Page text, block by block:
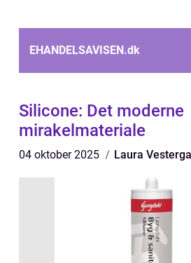
EHANDELSAVISEN.dk
Silicone: Det moderne
mirakelmateriale
04 oktober 2025 Laura